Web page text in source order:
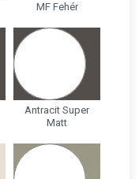
MF Fehér
Antracit Super
Matt